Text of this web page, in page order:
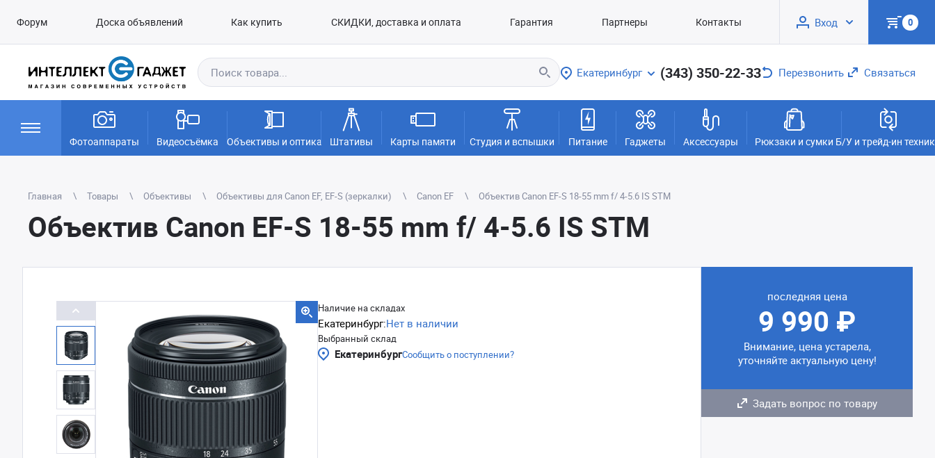
Форум Доска объявлений Как купить СКИДКИ, доставка и оплата Гарантия Партнеры Контакты Вход 0
Екатеринбург (343) 350-22-33 Перезвонить Связаться
Фотоаппараты Видеосъёмка Объективы и оптика Штативы Карты памяти Студия и вспышки Питание Гаджеты Аксессуары Рюкзаки и сумки Б/У и трейд-ин
Главная Товары Объективы Объективы для Canon EF, EF-S (зеркалки) Canon EF Объектив Canon EF-S 18-55 mm f/ 4-5.6 IS STM
Объектив Canon EF-S 18-55 mm f/ 4-5.6 IS STM
Наличие на складах
Екатеринбург:Нет в наличии
Выбранный склад
ЕкатеринбургСообщить о поступлении?
последняя цена
9 990 ₽
Внимание, цена устарела,
уточняйте актуальную цену!
Задать вопрос по товару